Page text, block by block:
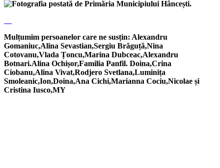
Mulțumim persoanelor care ne susțin: Alexandru
Gomaniuc,Alina Sevastian,Sergiu Brăguță,Nina
Cotovanu,Vlada Țoncu,Marina Dubceac,Alexandru
Botnari.Alina Ochișor,Familia Panfil. Doina,Crina
Ciobanu,Alina Vivat,Rodjero Svetlana,Luminița
Smoleanic,Ion,Doina,Ana Cichi,Marianna Cociu,Nicolae și
Cristina Iusco,MY